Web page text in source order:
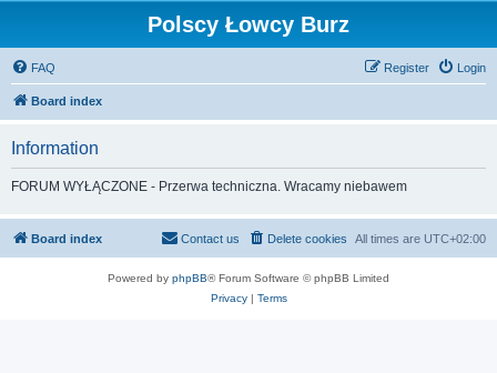
Polscy Łowcy Burz
FAQ Login
Register
Board index
Information
FORUM WYŁĄCZONE - Przerwa techniczna. Wracamy niebawem
Board index All times are UTC+02:00
Delete cookies
Contact us
Powered by phpBB® Forum Software © phpBB Limited
Privacy| Terms